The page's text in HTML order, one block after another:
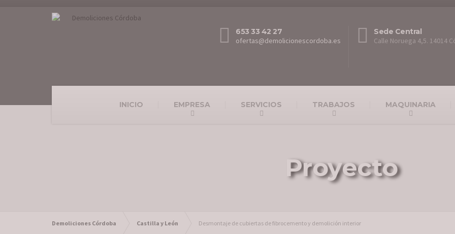
653 33 42 27
ofertas@demolicionescordoba.es
Sede Central
Calle Noruega 4,5. 14014
INICIO EMPRESA SERVICIOS TRABAJOS MAQUINARIA
Proyecto
Demoliciones Córdoba Castilla y León Desmontaje de cubiertas de fibrocemento y demolición interior